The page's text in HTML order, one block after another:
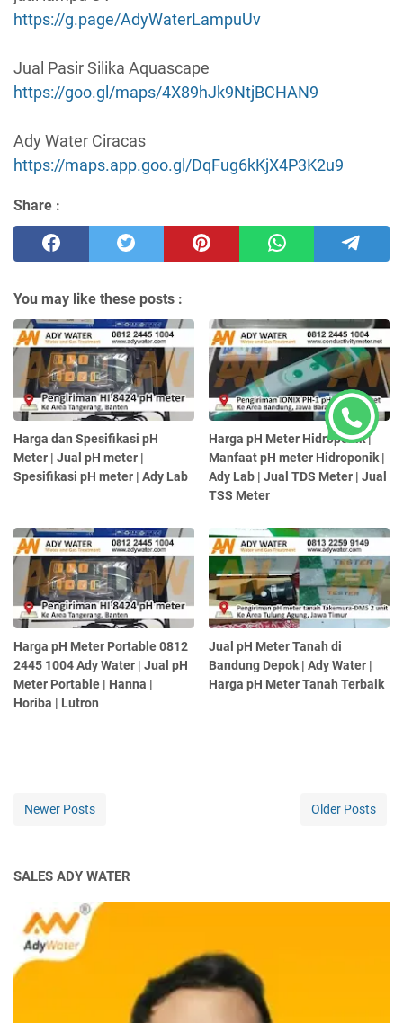
https://g.page/AdyWaterLampuUv
Jual Pasir Silika Aquascape
https://goo.gl/maps/4X89hJk9NtjBCHAN9
Ady Water Ciracas
https://maps.app.goo.gl/DqFug6kKjX4P3K2u9
Share :
You may like these posts :
Harga dan Spesifikasi pH
Meter | Jual pH meter |
Spesifikasi pH meter | Ady Lab
Harga pH Meter Hidroponik |
Manfaat pH meter Hidroponik |
Ady Lab | Jual TDS Meter | Jual
TSS Meter
Harga pH Meter Portable 0812
2445 1004 Ady Water | Jual pH
Meter Portable | Hanna |
Horiba | Lutron
Jual pH Meter Tanah di
Bandung Depok | Ady Water |
Harga pH Meter Tanah Terbaik
Newer Posts Older Posts
SALES ADY WATER